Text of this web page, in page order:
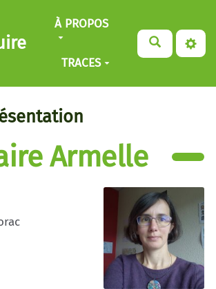
principalÀ PROPOS
TRACES
Armelle